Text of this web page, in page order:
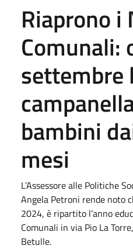
Riaprono i
Comunali:
settembre
bambini
mesi
L’Assessore alle Politiche
Angela Petroni rende noto
2024, è ripartito l’anno
Comunali in via Pio La
Betulle.